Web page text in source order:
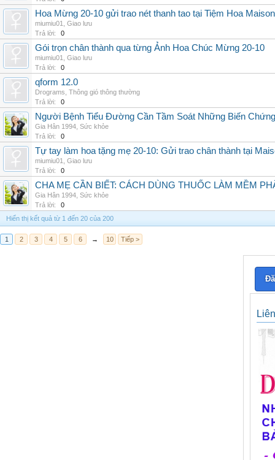
Hoa Mừng 20-10 gửi trao nét thanh tao tại Tiệm Hoa Maison
miumiu01
Giao lưu
Trả lời:
0
Gói trọn chân thành qua từng Ảnh Hoa Chúc Mừng 20-10
miumiu01
Giao lưu
Trả lời:
0
qform 12.0
Drograms Thông gió thông thường
Trả lời:
0
Người Bệnh Tiểu Đường Cần Tầm Soát Những Biến
Gia Hân 1994 Sức khỏe
Trả lời:
0
Tự tay làm hoa tặng mẹ 20-10: Gửi trao chân thành tại
miumiu01
Giao lưu
Trả lời:
0
CHA MẸ CẦN BIẾT: CÁCH DÙNG THUỐC LÀM MỀM
Gia Hân 1994 Sức khỏe
Trả lời:
0
Hiển thị kết quả từ 1 đến 20 của 200
1 2 3 4 5 6 → 10 Tiếp >